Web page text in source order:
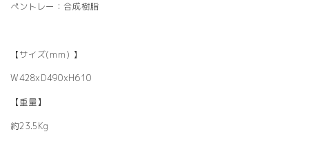
ペントレー：合成樹脂
【サイズ(mm) 】
W428xD490xH610
【重量】
約23.5Kg